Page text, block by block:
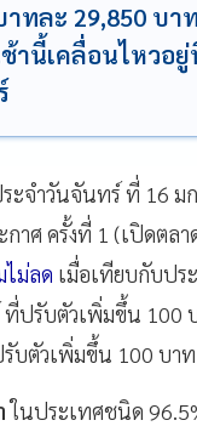
ทละ 29,850 บา
ช้านี้เคลื่อนไหวอ
ะจำวันจันทร์ ที่ 16 ม
กาศ ครั้งที่ 1 (เปิดตลา
ไม่ลด เมื่อเทียบกับปร
ที่ปรับตัวเพิ่มขึ้น
บตัวเพิ่มขึ้น 100 บาท
ในประเทศชนิด